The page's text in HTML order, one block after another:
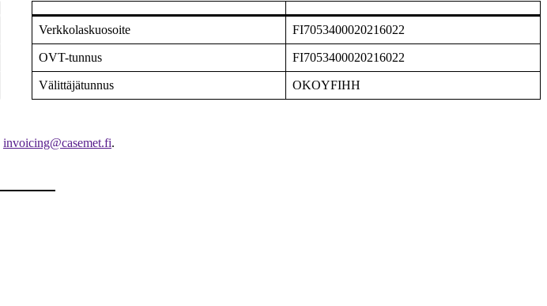
Verkkolaskuosoite FI7053400020216022
OVT-tunnus FI7053400020216022
Välittäjätunnus OKOYFIHH
invoicing@casemet.fi.